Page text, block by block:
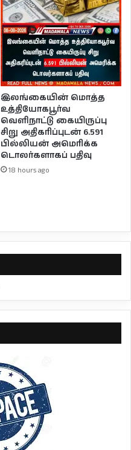
இலங்கையின் மொத்த
உத்தியோகபூர்வ
வெளிநாட்டு கையிருப்பு
சிறு அதிகரிப்புடன் 6.591
பில்லியன் அமெரிக்க
டொலர்களாகப் பதிவு
18 hours ago